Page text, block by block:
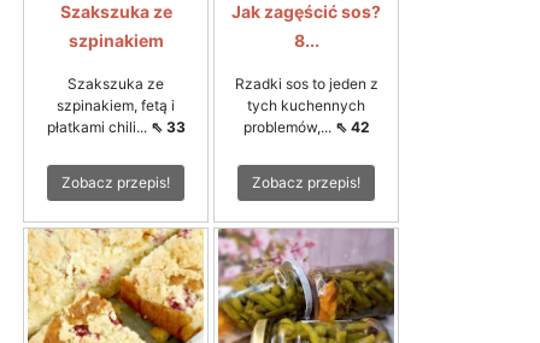
Szakszuka ze
szpinakiem
Szakszuka ze
szpinakiem, fetą i
płatkami chili... ⇖ 33
Zobacz przepis!
Jak zagęścić sos?
8...
Rzadki sos to jeden z
tych kuchennych
problemów,... ⇖ 42
Zobacz przepis!